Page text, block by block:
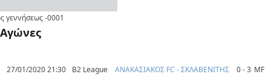
γεννήσεως-0001
Αγώνες
27/01/2020 21:30 B2 League ΑΝΑΚΑΣΙΑΚΟΣ FC - ΣΚΛΑΒΕΝΙΤΗΣ 0 - 3 MF